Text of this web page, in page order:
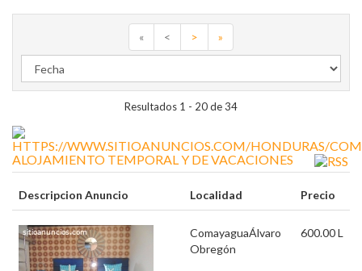
« < > »
Resultados 1 - 20 de 34
ALOJAMIENTO TEMPORAL Y DE VACACIONES
Descripcion Anuncio Localidad Precio
ComayaguaÁlvaro
Obregón
600.00 L